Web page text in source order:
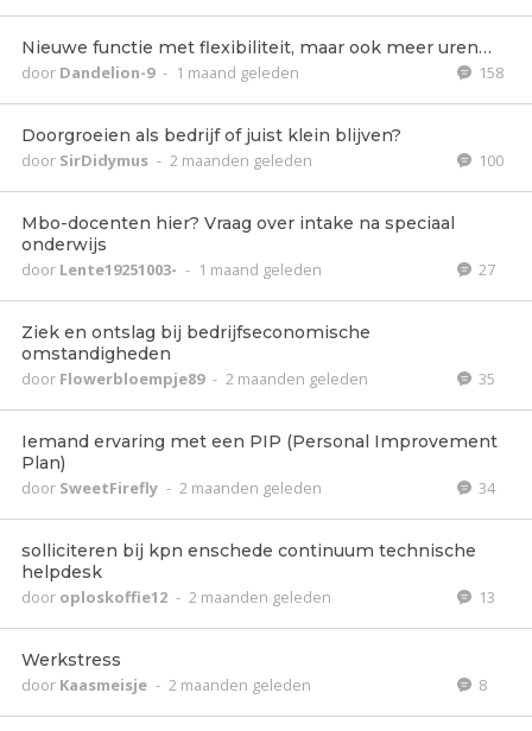
Nieuwe functie met flexibiliteit, maar ook meer uren…
door Dandelion-9 - 1 maand geleden 158
Doorgroeien als bedrijf of juist klein blijven?
door SirDidymus - 2 maanden geleden 100
Mbo-docenten hier? Vraag over intake na speciaal
onderwijs
door Lente19251003- - 1 maand geleden 27
Ziek en ontslag bij bedrijfseconomische
omstandigheden
door Flowerbloempje89 - 2 maanden geleden 35
Iemand ervaring met een PIP (Personal Improvement
Plan)
door SweetFirefly - 2 maanden geleden 34
solliciteren bij kpn enschede continuum technische
helpdesk
door oploskoffie12 - 2 maanden geleden 13
Werkstress
door Kaasmeisje - 2 maanden geleden 8